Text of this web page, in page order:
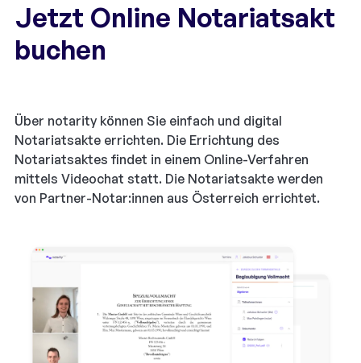
Jetzt Online Notariatsakt
buchen
Über notarity können Sie einfach und digital
Notariatsakte errichten. Die Errichtung des
Notariatsaktes findet in einem Online-Verfahren
mittels Videochat statt. Die Notariatsakte werden
von Partner-Notar:innen aus Österreich errichtet.